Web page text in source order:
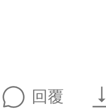
回覆